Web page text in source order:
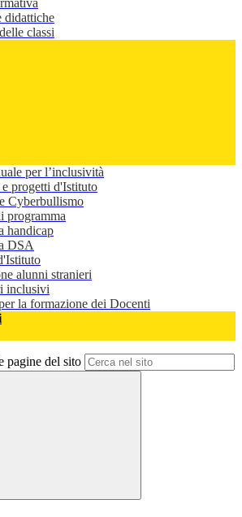
didattiche
classi
per l’inclusività
progetti d'Istituto
Cyberbullismo
programma
handicap
DSA
alunni stranieri
inclusivi
la formazione dei Docenti
pagine del sito